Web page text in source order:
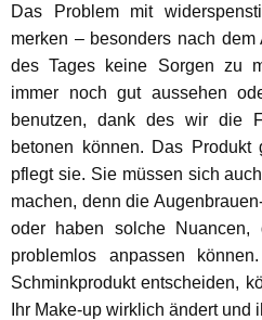
Das Problem mit
merken – besonders nach
des Tages keine Sorgen zu
immer noch gut aussehen
benutzen, dank des wir die
betonen können. Das
pflegt sie. Sie müssen sich
machen, denn die
oder haben solche
problemlos anpassen
Schminkprodukt entscheiden,
Ihr Make-up wirklich ändert und